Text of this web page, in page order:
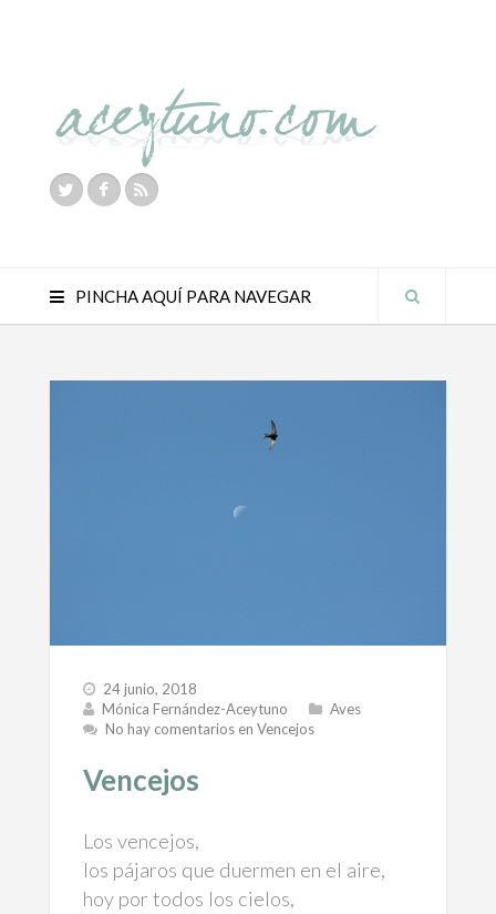
PINCHA AQUÍ PARA NAVEGAR
24 junio, 2018
Mónica Fernández-Aceytuno
Aves
No hay comentariosen Vencejos
Vencejos
Los vencejos,
los pájaros que duermen en el aire,
hoy por todos los cielos,